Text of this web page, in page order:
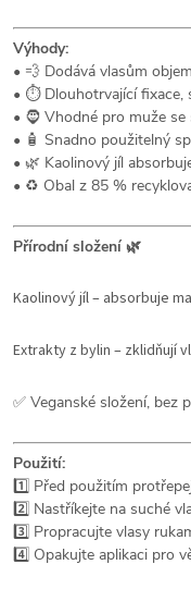
Výhody:
• 💨 Dodává vlasům
• ⏱ Dlouhotrvající fixace,
• 🧔 Vhodné pro muže
• 🧴 Snadno použitelný
• 🌿 Kaolinový jíl
• ♻ Obal z 85 %
Přírodní složení 🌿
Kaolinový jíl – absorbuje
Extrakty z bylin – zklidňují
✅ Veganské složení, bez
Použití:
1️⃣ Před použitím
2️⃣ Nastříkejte na suché
3️⃣ Propracujte vlasy
4️⃣ Opakujte aplikaci pro